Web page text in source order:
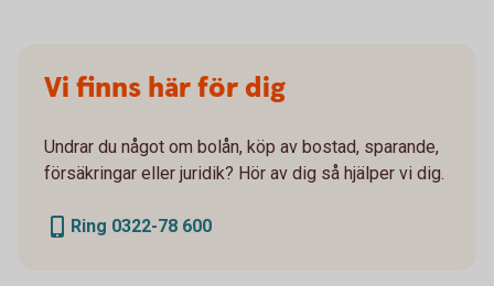
Vi finns här för dig
Undrar du något om bolån, köp av bostad, sparande,
försäkringar eller juridik? Hör av dig så hjälper vi dig.
Ring 0322-78 600